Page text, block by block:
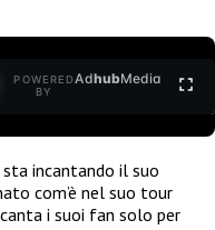
POWERED
BY
AdhubMedia
incantando il suo
com’è nel suo tour
i suoi fan solo per